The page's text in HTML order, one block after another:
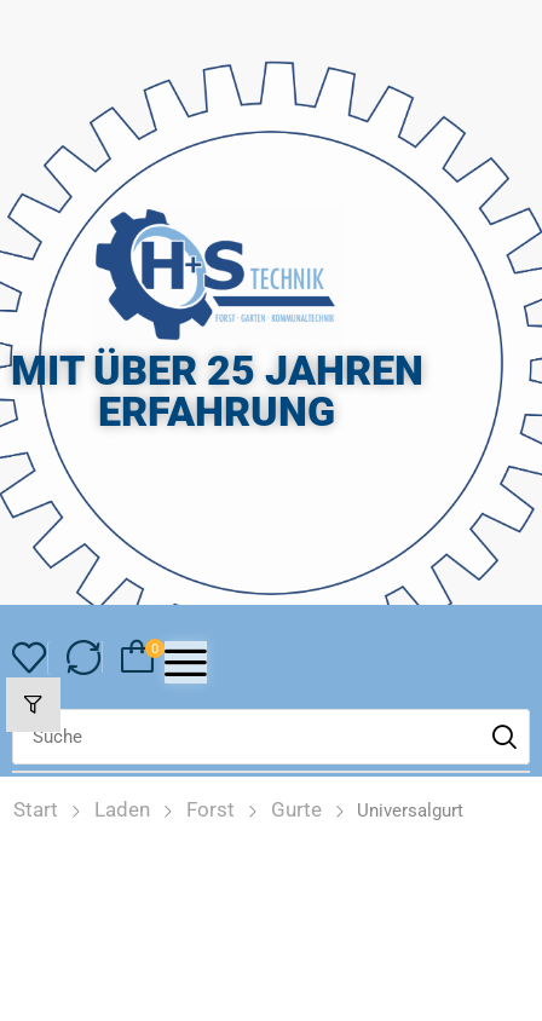
MIT ÜBER 25 JAHREN
ERFAHRUNG
0
Start Laden Forst Gurte Universalgurt